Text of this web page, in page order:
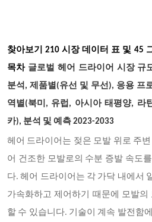
찾아보기
210 시장 데이터 표 및 45
목차 글로벌 헤어 드라이어 시장 규
분석, 제품별(유선 및 무선), 응용 프
역별(북미, 유럽, 아시아 태평양, 라
카), 분석 및 예측 2023-2033
헤어 드라이어는 젖은 모발 위로 주
어 건조한 모발로의 수분 증발 속도
다. 헤어 드라이어는 각 가닥 내에서
가속화하고 제어하기 때문에 모발의
할 수 있습니다. 기술이 계속 발전함